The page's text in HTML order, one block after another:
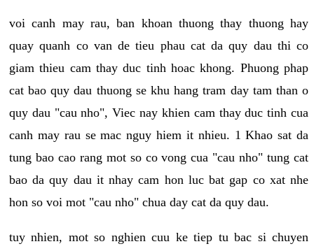
voi canh may rau, ban khoan thuong thay thuong hay
quay quanh co van de tieu phau cat da quy dau thi co
giam thieu cam thay duc tinh hoac khong. Phuong phap
cat bao quy dau thuong se khu hang tram day tam than o
quy dau "cau nho", Viec nay khien cam thay duc tinh cua
canh may rau se mac nguy hiem it nhieu. 1 Khao sat da
tung bao cao rang mot so co vong cua "cau nho" tung cat
bao da quy dau it nhay cam hon luc bat gap co xat nhe
hon so voi mot "cau nho" chua day cat da quy dau.
tuy nhien, mot so nghien cuu ke tiep tu bac si chuyen